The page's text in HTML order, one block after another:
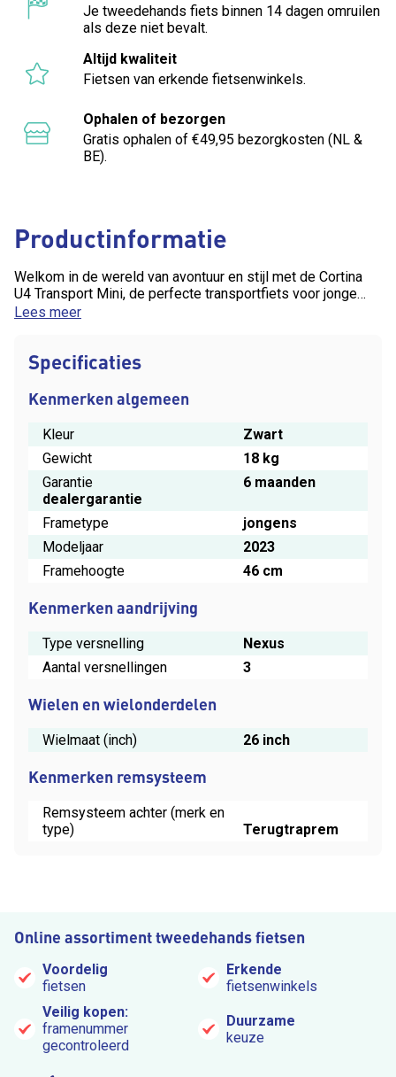
Productinformatie
Welkom in de wereld van avontuur en stijl met de Cortina
U4 Transport Mini, de perfecte transportfiets voor jonge
ontdekkers! Speciaal ontworpen voor kids die net zo'n
opvallen op het schoolplein! Fiets door vorige eigenaar
gekocht bij ons en goed in onderhoud geweest! Technische
is de fiets helemaal nog netjes!||Verkrijgbaar in ons filiaal in
Maartensdijk, Maertensplein 22 (bij vragen kunt u ons
bellen of mailen)
Lees meer
Specificaties
Kenmerken algemeen
Kleur
Zwart
Gewicht
18 kg
Garantie
6 maanden
dealergarantie
Frametype
jongens
Modeljaar
2023
Framehoogte
46 cm
Kenmerken aandrijving
Type versnelling
Nexus
Aantal versnellingen
3
Wielen en wielonderdelen
Wielmaat (inch) 26 inch
Kenmerken remsysteem
Remsysteem achter (merk en
type)
Terugtraprem
Je tweedehands fiets binnen 14 dagen omruilen
als deze niet bevalt.
Altijd kwaliteit
Fietsen van erkende fietsenwinkels.
Ophalen of bezorgen
Gratis ophalen of €49,95 bezorgkosten (NL &
BE).
Online assortiment tweedehands fietsen
Voordelig
fietsen
Erkende
fietsenwinkels
Veilig kopen:
framenummer
gecontroleerd
Duurzame
keuze